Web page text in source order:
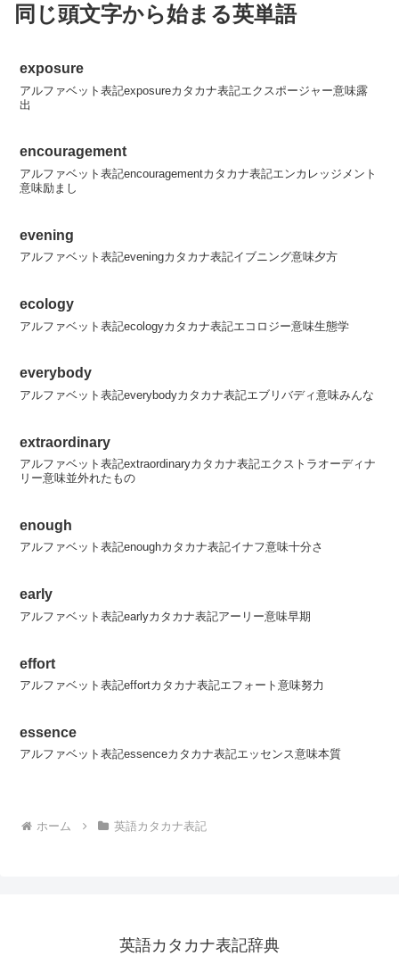
同じ頭文字から始まる英単語
exposure
アルファベット表記exposureカタカナ表記エクスポージャー意味露
出
encouragement
アルファベット表記encouragementカタカナ表記エンカレッジメント
意味励まし
evening
アルファベット表記eveningカタカナ表記イブニング意味夕方
ecology
アルファベット表記ecologyカタカナ表記エコロジー意味生態学
everybody
アルファベット表記everybodyカタカナ表記エブリバディ意味みんな
extraordinary
アルファベット表記extraordinaryカタカナ表記エクストラオーディナ
リー意味並外れたもの
enough
アルファベット表記enoughカタカナ表記イナフ意味十分さ
early
アルファベット表記earlyカタカナ表記アーリー意味早期
effort
アルファベット表記effortカタカナ表記エフォート意味努力
essence
アルファベット表記essenceカタカナ表記エッセンス意味本質
ホーム 英語カタカナ表記
英語カタカナ表記辞典